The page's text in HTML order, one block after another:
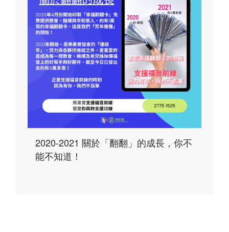
2020-2021 關於「翻翻」的成長，你不
能不知道！